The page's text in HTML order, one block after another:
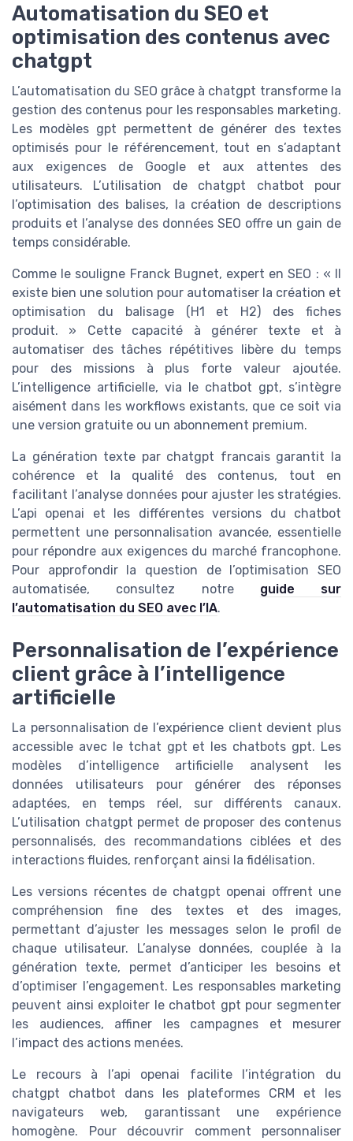
Automatisation du SEO et
optimisation des contenus avec
chatgpt
L’automatisation du SEO grâce à chatgpt transforme la
gestion des contenus pour les responsables marketing.
Les modèles gpt permettent de générer des textes
optimisés pour le référencement, tout en s’adaptant
aux exigences de Google et aux attentes des
utilisateurs. L’utilisation de chatgpt chatbot pour
l’optimisation des balises, la création de descriptions
produits et l’analyse des données SEO offre un gain de
temps considérable.
Comme le souligne Franck Bugnet, expert en SEO : « Il
existe bien une solution pour automatiser la création et
optimisation du balisage (H1 et H2) des fiches
produit. » Cette capacité à générer texte et à
automatiser des tâches répétitives libère du temps
pour des missions à plus forte valeur ajoutée.
L’intelligence artificielle, via le chatbot gpt, s’intègre
aisément dans les workflows existants, que ce soit via
une version gratuite ou un abonnement premium.
La génération texte par chatgpt francais garantit la
cohérence et la qualité des contenus, tout en
facilitant l’analyse données pour ajuster les stratégies.
L’api openai et les différentes versions du chatbot
permettent une personnalisation avancée, essentielle
pour répondre aux exigences du marché francophone.
Pour approfondir la question de l’optimisation SEO
automatisée, consultez notre guide sur
l’automatisation du SEO avec l’IA.
Personnalisation de l’expérience
client grâce à l’intelligence
artificielle
La personnalisation de l’expérience client devient plus
accessible avec le tchat gpt et les chatbots gpt. Les
modèles d’intelligence artificielle analysent les
données utilisateurs pour générer des réponses
adaptées, en temps réel, sur différents canaux.
L’utilisation chatgpt permet de proposer des contenus
personnalisés, des recommandations ciblées et des
interactions fluides, renforçant ainsi la fidélisation.
Les versions récentes de chatgpt openai offrent une
compréhension fine des textes et des images,
permettant d’ajuster les messages selon le profil de
chaque utilisateur. L’analyse données, couplée à la
génération texte, permet d’anticiper les besoins et
d’optimiser l’engagement. Les responsables marketing
peuvent ainsi exploiter le chatbot gpt pour segmenter
les audiences, affiner les campagnes et mesurer
l’impact des actions menées.
Le recours à l’api openai facilite l’intégration du
chatgpt chatbot dans les plateformes CRM et les
navigateurs web, garantissant une expérience
homogène. Pour découvrir comment personnaliser